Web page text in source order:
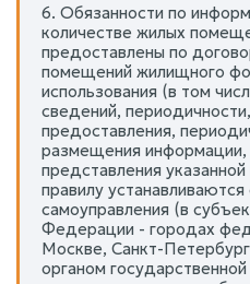
6. Обязанности по
количестве жилых
предоставлены по
помещений жилищного
использования (в том
сведений,
предоставления,
размещения информации,
представления
правилу
самоуправления (в
Федерации - городах
Москве, Санкт-
органом государственной